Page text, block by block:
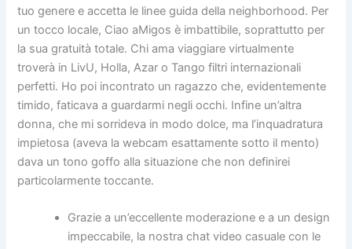
tuo genere e accetta le linee guida della neighborhood. Per
un tocco locale, Ciao aMigos è imbattibile, soprattutto per
la sua gratuità totale. Chi ama viaggiare virtualmente
troverà in LivU, Holla, Azar o Tango filtri internazionali
perfetti. Ho poi incontrato un ragazzo che, evidentemente
timido, faticava a guardarmi negli occhi. Infine un’altra
donna, che mi sorrideva in modo dolce, ma l’inquadratura
impietosa (aveva la webcam esattamente sotto il mento)
dava un tono goffo alla situazione che non definirei
particolarmente toccante.
Grazie a un’eccellente moderazione e a un design
impeccabile, la nostra chat video casuale con le